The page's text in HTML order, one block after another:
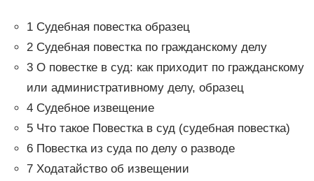
1 Судебная повестка образец
2 Судебная повестка по гражданскому делу
3 О повестке в суд: как приходит по гражданскому
или административному делу, образец
4 Судебное извещение
5 Что такое Повестка в суд (судебная повестка)
6 Повестка из суда по делу о разводе
7 Ходатайство об извещении